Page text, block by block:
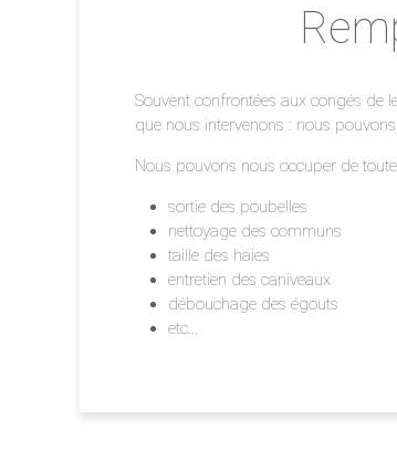
Souvent confrontées aux congés de
que nous intervenons : nous
Nous pouvons nous occuper de
sortie des poubelles
nettoyage des communs
taille des haies
entretien des caniveaux
débouchage des égouts
etc...